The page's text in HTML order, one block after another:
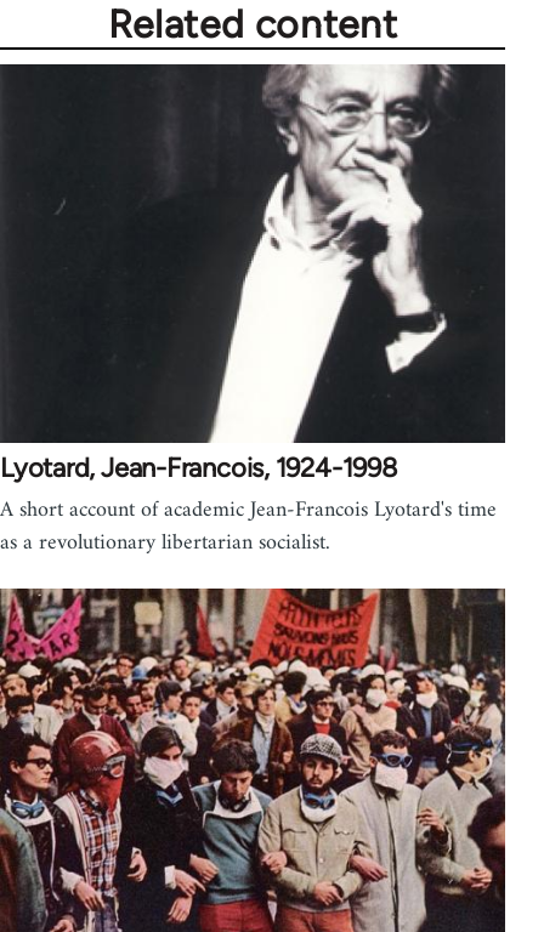
Related content
Lyotard, Jean-Francois, 1924-1998
A short account of academic Jean-Francois Lyotard's time
as a revolutionary libertarian socialist.